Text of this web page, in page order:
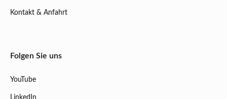
Kontakt & Anfahrt
Folgen Sie uns
YouTube
LinkedIn